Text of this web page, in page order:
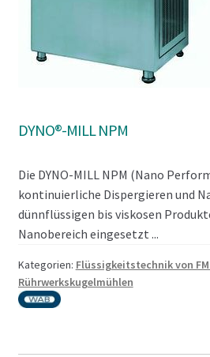
DYNO®-MILL NPM
Die DYNO-MILL NPM (Nano
kontinuierliche Dispergieren und
dünnflüssigen bis viskosen
Nanobereich eingesetzt ...
Kategorien: Flüssigkeitstechnik von
Rührwerkskugelmühlen